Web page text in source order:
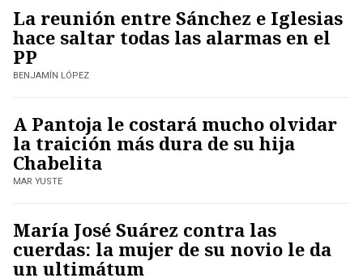
La reunión entre Sánchez e Iglesias
hace saltar todas las alarmas en el
PP
BENJAMÍN LÓPEZ
A Pantoja le costará mucho olvidar
la traición más dura de su hija
Chabelita
MAR YUSTE
María José Suárez contra las
cuerdas: la mujer de su novio le da
un ultimátum